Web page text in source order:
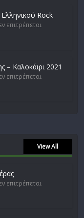
Rock
επιτρέπεται
– Καλοκάιρι 2021
επιτρέπεται
View All
επιτρέπεται